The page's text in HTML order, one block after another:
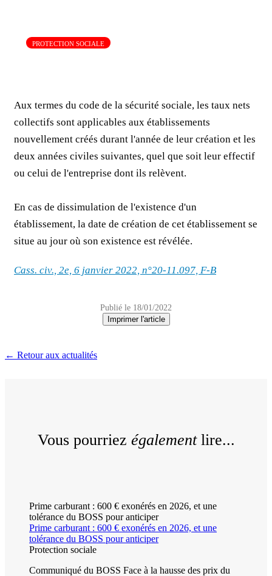
PROTECTION SOCIALE
Aux termes du code de la sécurité sociale, les taux nets
collectifs sont applicables aux établissements
nouvellement créés durant l'année de leur création et les
deux années civiles suivantes, quel que soit leur effectif
ou celui de l'entreprise dont ils relèvent.
En cas de dissimulation de l'existence d'un
établissement, la date de création de cet établissement se
situe au jour où son existence est révélée.
Cass. civ., 2e, 6 janvier 2022, n°20-11.097, F-B
Publié le 18/01/2022
Imprimer l'article
← Retour aux actualités
Vous pourriez égalementlire...
Prime carburant : 600 € exonérés en 2026, et une
tolérance du BOSS pour anticiper
Prime carburant : 600 € exonérés en 2026, et une
tolérance du BOSS pour anticiper
Protection sociale
Communiqué du BOSS Face à la hausse des prix du